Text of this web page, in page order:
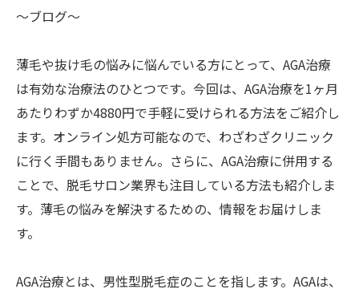
〜ブログ〜
薄毛や抜け毛の悩みに悩んでいる方にとって、AGA治療
は有効な治療法のひとつです。今回は、AGA治療を1ヶ月
あたりわずか4880円で手軽に受けられる方法をご紹介し
ます。オンライン処方可能なので、わざわざクリニック
に行く手間もありません。さらに、AGA治療に併用する
ことで、脱毛サロン業界も注目している方法も紹介しま
す。薄毛の悩みを解決するための、情報をお届けしま
す。
AGA治療とは、男性型脱毛症のことを指します。AGAは、